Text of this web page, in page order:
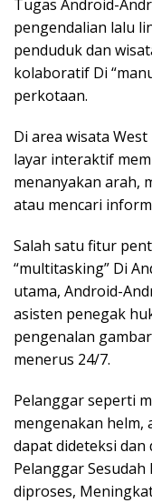
Tugas Android-
pengendalian lalu
penduduk dan
kolaboratif Di
perkotaan.
Di area wisata
layar interaktif
menanyakan arah,
atau mencari
Salah satu fitur
“multitasking” Di
utama, Android-
asisten penegak
pengenalan
menerus 24/7.
Pelanggar seperti
mengenakan helm,
dapat dideteksi
Pelanggar
diproses,